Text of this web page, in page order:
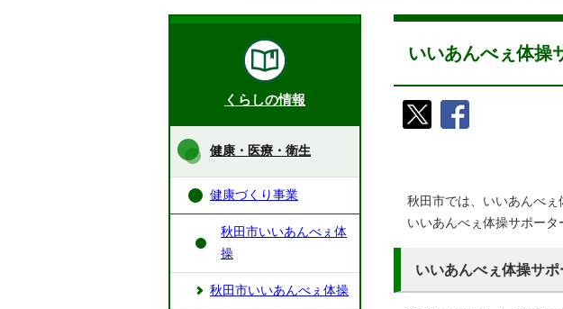
いいあんべぇ体操
秋田市では、いいあんべぇ
いいあんべぇ体操サポータ
いいあんべぇ体操サ
くらしの情報
健康・医療・衛生
健康づくり事業
秋田市いいあんべぇ体
操
秋田市いいあんべぇ体操